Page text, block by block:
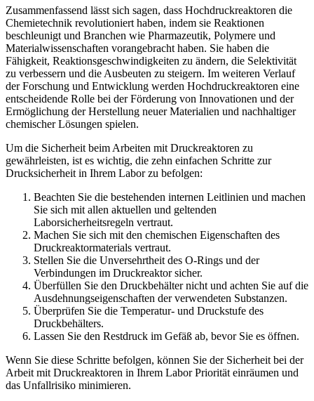
Zusammenfassend lässt sich sagen, dass Hochdruckreaktoren die
Chemietechnik revolutioniert haben, indem sie Reaktionen
beschleunigt und Branchen wie Pharmazeutik, Polymere und
Materialwissenschaften vorangebracht haben. Sie haben die
Fähigkeit, Reaktionsgeschwindigkeiten zu ändern, die Selektivität
zu verbessern und die Ausbeuten zu steigern. Im weiteren Verlauf
der Forschung und Entwicklung werden Hochdruckreaktoren eine
entscheidende Rolle bei der Förderung von Innovationen und der
Ermöglichung der Herstellung neuer Materialien und nachhaltiger
chemischer Lösungen spielen.
Um die Sicherheit beim Arbeiten mit Druckreaktoren zu
gewährleisten, ist es wichtig, die zehn einfachen Schritte zur
Drucksicherheit in Ihrem Labor zu befolgen:
Beachten Sie die bestehenden internen Leitlinien und machen
Sie sich mit allen aktuellen und geltenden
Laborsicherheitsregeln vertraut.
Machen Sie sich mit den chemischen Eigenschaften des
Druckreaktormaterials vertraut.
Stellen Sie die Unversehrtheit des O-Rings und der
Verbindungen im Druckreaktor sicher.
Überfüllen Sie den Druckbehälter nicht und achten Sie auf die
Ausdehnungseigenschaften der verwendeten Substanzen.
Überprüfen Sie die Temperatur- und Druckstufe des
Druckbehälters.
Lassen Sie den Restdruck im Gefäß ab, bevor Sie es öffnen.
Wenn Sie diese Schritte befolgen, können Sie der Sicherheit bei der
Arbeit mit Druckreaktoren in Ihrem Labor Priorität einräumen und
das Unfallrisiko minimieren.